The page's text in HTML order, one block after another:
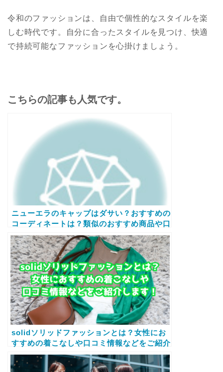
令和のファッションは、自由で個性的なスタイルを楽
しむ時代です。自分に合ったスタイルを見つけ、快適
で持続可能なファッションを心掛けましょう。
こちらの記事も人気です。
ニューエラのキャップはダサい？おすすめの
コーディネートは？類似のおすすめ商品や口
コミ情報などもご紹介します！
solidソリッドファッションとは？女性にお
すすめの着こなしや口コミ情報などをご紹介
します！